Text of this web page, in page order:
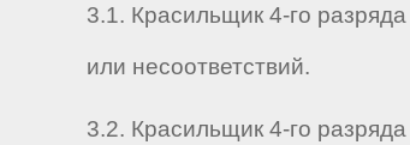
3.1. Красильщик 4-го
или несоответствий.
3.2. Красильщик 4-го